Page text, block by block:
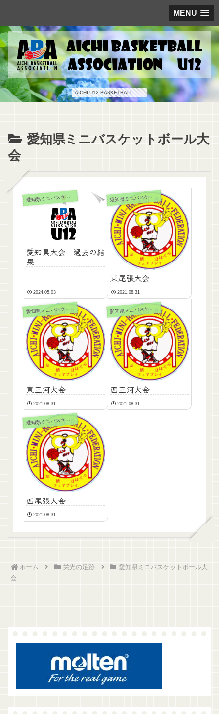
MENU
AICHI U12 BASKETBALL
愛知県ミニバスケットボール大
会
愛知県ミニバスケットボール大会
愛知県大会 過去の結
果
2024.05.03
愛知県ミニバスケットボール大会
東尾張大会
2021.08.31
愛知県ミニバスケットボール大会
東三河大会
2021.08.31
愛知県ミニバスケットボール大会
西三河大会
2021.08.31
愛知県ミニバスケットボール大会
西尾張大会
2021.08.31
ホーム 栄光の足跡
愛知県ミニバスケットボール大
会